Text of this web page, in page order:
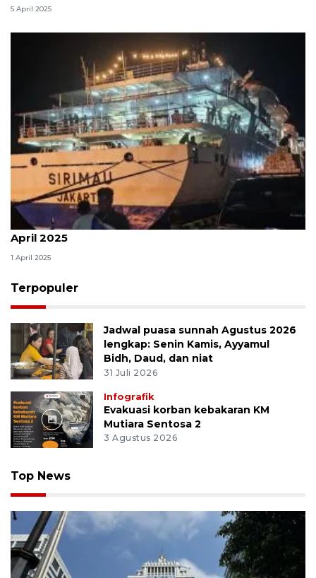
5 April 2025
Pelni Timika perkirakan puncak arus balik pada 6
April 2025
1 April 2025
Terpopuler
Jadwal puasa sunnah Agustus 2026
lengkap: Senin Kamis, Ayyamul
Bidh, Daud, dan niat
31 Juli 2026
Infografik
Evakuasi korban kebakaran KM
Mutiara Sentosa 2
3 Agustus 2026
Top News